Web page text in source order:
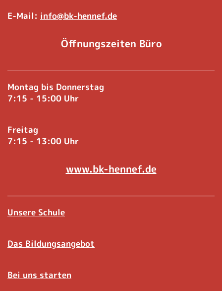
E-Mail: info@bk-hennef.de
Öffnungszeiten Büro
Montag bis Donnerstag
7:15 - 15:00 Uhr
Freitag
7:15 - 13:00 Uhr
www.bk-hennef.de
Unsere Schule
Das Bildungsangebot
Bei uns starten